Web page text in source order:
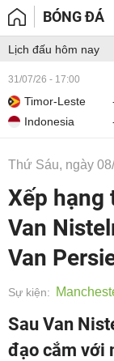
BÓNG ĐÁ
Lịch đấu hôm nay
31/07/26 - 17:00
Timor-Leste
Indonesia
Thứ Sáu, ngày
Xếp hạng
Van
Van
Sự kiện:
Sau Van
đạo cắm với